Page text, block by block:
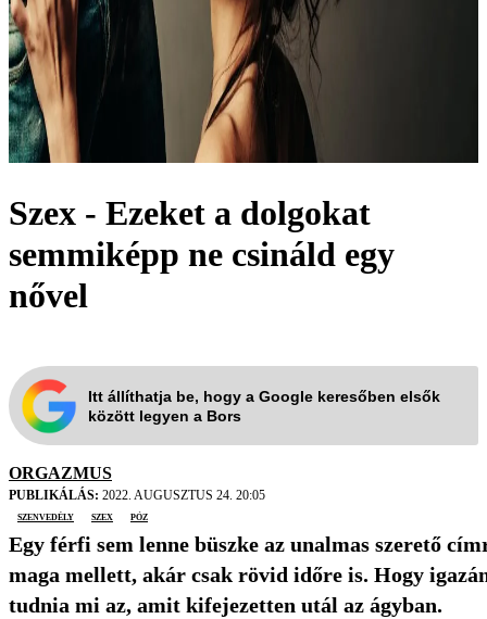
Szex - Ezeket a dolgokat
semmiképp ne csináld egy
nővel
Itt állíthatja be, hogy a Google keresőben elsők
között legyen a Bors
ORGAZMUS
PUBLIKÁLÁS: 2022. AUGUSZTUS 24. 20:05
szenvedély
szex póz
Egy férfi sem lenne büszke az unalmas szerető
maga mellett, akár csak rövid időre is. Hogy
tudnia mi az, amit kifejezetten utál az ágyban.